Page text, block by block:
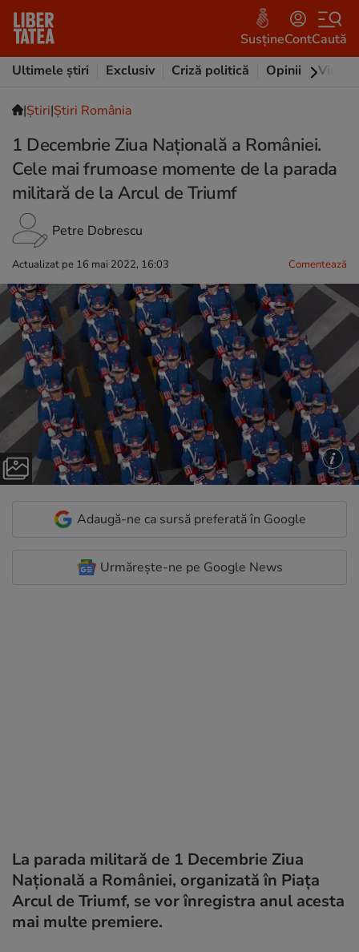
SusțineContCaută
Ultimele știri
Exclusiv Criză politică Opinii Video
|Ştiri|Știri România
1 Decembrie Ziua Națională a României.
Cele mai frumoase momente de la parada
militară de la Arcul de Triumf
Petre Dobrescu
Actualizat pe 16 mai 2022, 16:03 Comentează
Adaugă-ne ca sursă preferată în Google
Urmărește-ne pe Google News
La parada militară de 1 Decembrie Ziua
Naţională a României, organizată în Piaţa
Arcul de Triumf, se vor înregistra anul acesta
mai multe premiere.